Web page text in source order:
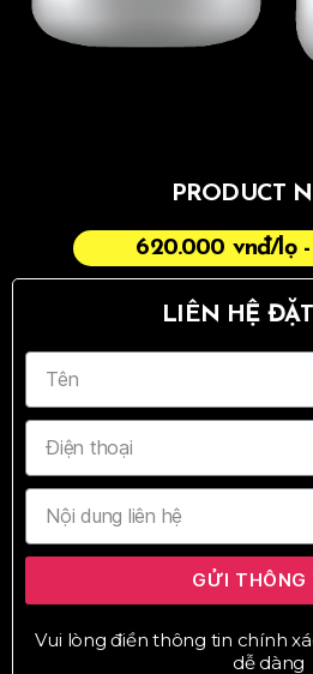
PRODUCT
620.000 vnđ/lọ -
LIÊN HỆ
GỬI THÔNG
Vui lòng điền thông tin chính
dễ dàng